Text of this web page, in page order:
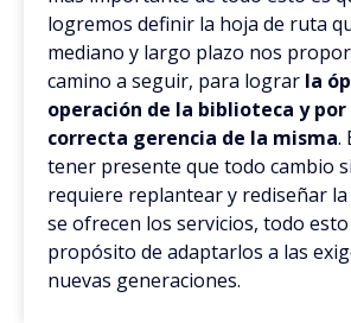
logremos definir la hoja de ruta
mediano y largo plazo nos
camino a seguir, para lograr la
operación de la biblioteca y
correcta gerencia de la misma.
tener presente que todo cambio
requiere replantear y rediseñar
se ofrecen los servicios, todo
propósito de adaptarlos a las
nuevas generaciones.